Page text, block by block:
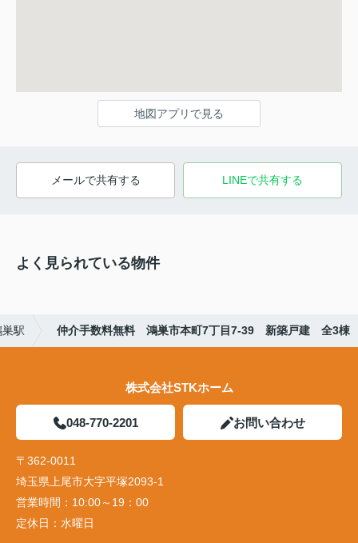
地図アプリで見る
メールで共有する LINEで共有する
よく見られている物件
巣駅 仲介手数料無料 鴻巣市本町7丁目7-39 新築戸建 全3棟
株式会社STKホーム
048-770-2201 お問い合わせ
〒362-0011
埼玉県上尾市大字平塚2093-1
営業時間： 10:00～19：00
定休日： 水曜日